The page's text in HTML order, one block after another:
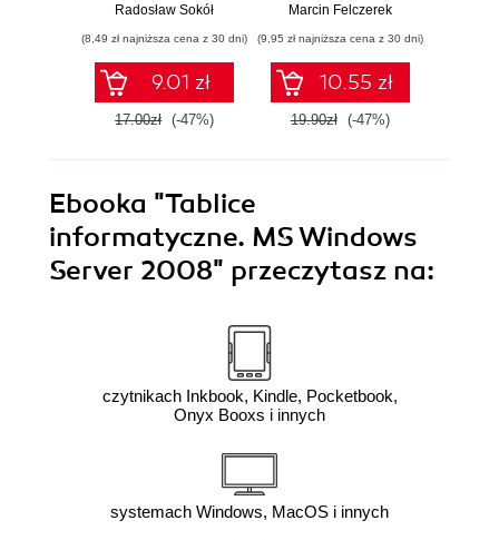
Radosław Sokół
(8,49 zł najniższa cena z 30 dni)
9.01 zł
17.00zł (-47%)
Marcin Felczerek
(9,95 zł najniższa cena z 30 dni)
10.55 zł
19.90zł (-47%)
Ebooka "Tablice
informatyczne. MS Windows
Server 2008" przeczytasz na:
czytnikach Inkbook, Kindle, Pocketbook,
Onyx Booxs i innych
systemach Windows, MacOS i innych